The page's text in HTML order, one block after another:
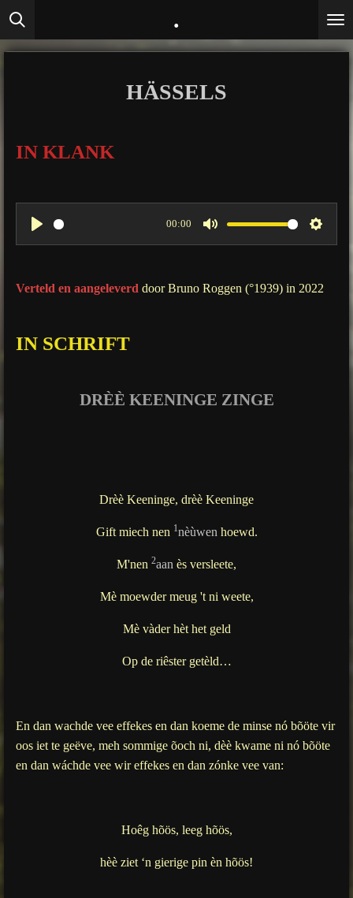
Ga
direct
naar
.
HÄSSELS
IN KLANK
P
a
00:00
M
t
S
t
Verteld en aangeleverd door Bruno Roggen (°1939) in 2022
IN SCHRIFT
DRÈÈ KEENINGE ZINGE
Drèè Keeninge, drèè Keeninge
Gift miech nen 1nèùwen hoewd.
M'nen 2aan ès versleete,
Mè moewder meug 't ni weete,
Mè vàder hèt het geld
Op de riêster getèld…
En dan wachde vee effekes en dan koeme de minse nó bõöte vir
oos iet te geëve, meh sommige õoch ni, dèè kwame ni nó bõöte
en dan wáchde vee wir effekes en dan zónke vee van:
Hoêg hõös, leeg hõös,
hèè ziet ‘n gierige pin èn hõös!